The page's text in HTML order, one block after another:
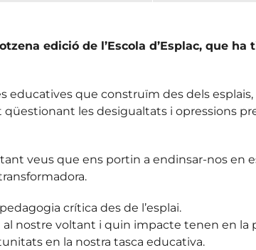
edició de l’Escola d’Esplac, que ha
que construïm des dels
les desigualtats i opressions
veus que ens portin a endinsar-nos
crítica des de l’esplai.
nostre voltant i quin impacte tenen en la
en la nostra tasca educativa.